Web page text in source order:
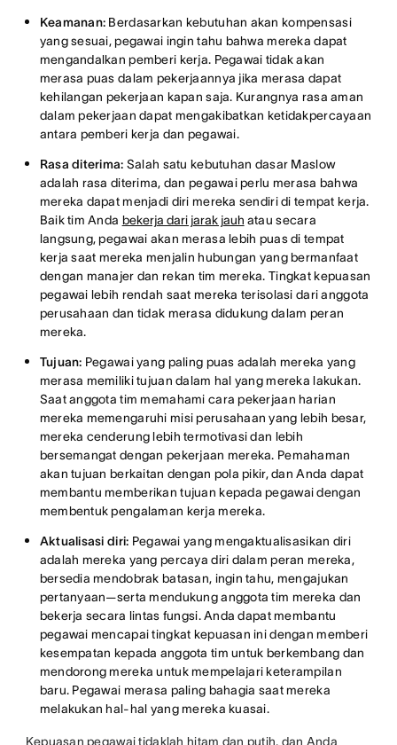
Keamanan: Berdasarkan kebutuhan akan kompensasi
yang sesuai, pegawai ingin tahu bahwa mereka dapat
mengandalkan pemberi kerja. Pegawai tidak akan
merasa puas dalam pekerjaannya jika merasa dapat
kehilangan pekerjaan kapan saja. Kurangnya rasa aman
dalam pekerjaan dapat mengakibatkan ketidakpercayaan
antara pemberi kerja dan pegawai.
Rasa diterima: Salah satu kebutuhan dasar Maslow
adalah rasa diterima, dan pegawai perlu merasa bahwa
mereka dapat menjadi diri mereka sendiri di tempat kerja.
Baik tim Anda bekerja dari jarak jauh atau secara
langsung, pegawai akan merasa lebih puas di tempat
kerja saat mereka menjalin hubungan yang bermanfaat
dengan manajer dan rekan tim mereka. Tingkat kepuasan
pegawai lebih rendah saat mereka terisolasi dari anggota
perusahaan dan tidak merasa didukung dalam peran
mereka.
Tujuan: Pegawai yang paling puas adalah mereka yang
merasa memiliki tujuan dalam hal yang mereka lakukan.
Saat anggota tim memahami cara pekerjaan harian
mereka memengaruhi misi perusahaan yang lebih besar,
mereka cenderung lebih termotivasi dan lebih
bersemangat dengan pekerjaan mereka. Pemahaman
akan tujuan berkaitan dengan pola pikir, dan Anda dapat
membantu memberikan tujuan kepada pegawai dengan
membentuk pengalaman kerja mereka.
Aktualisasi diri: Pegawai yang mengaktualisasikan diri
adalah mereka yang percaya diri dalam peran mereka,
bersedia mendobrak batasan, ingin tahu, mengajukan
pertanyaan—serta mendukung anggota tim mereka dan
bekerja secara lintas fungsi. Anda dapat membantu
pegawai mencapai tingkat kepuasan ini dengan memberi
kesempatan kepada anggota tim untuk berkembang dan
mendorong mereka untuk mempelajari keterampilan
baru. Pegawai merasa paling bahagia saat mereka
melakukan hal-hal yang mereka kuasai.
Kepuasan pegawai tidaklah hitam dan putih, dan Anda